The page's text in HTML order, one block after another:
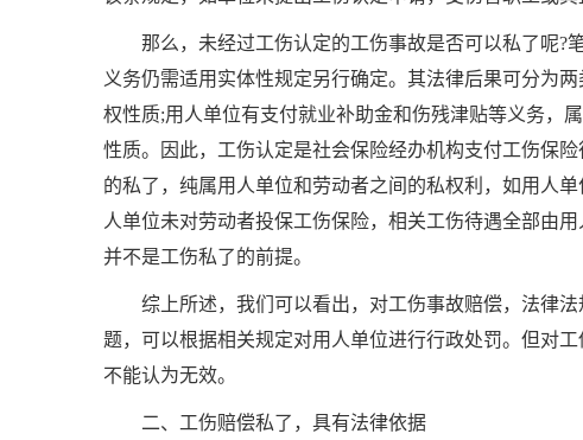
那么，未经过工伤认定的工伤事故是否可以私了呢?
义务仍需适用实体性规定另行确定。其法律后果可分为
权性质;用人单位有支付就业补助金和伤残津贴等义务，
性质。因此，工伤认定是社会保险经办机构支付工伤保
的私了，纯属用人单位和劳动者之间的私权利，如用人
人单位未对劳动者投保工伤保险，相关工伤待遇全部由
并不是工伤私了的前提。
综上所述，我们可以看出，对工伤事故赔偿，法律
题，可以根据相关规定对用人单位进行行政处罚。但对
不能认为无效。
二、工伤赔偿私了，具有法律依据